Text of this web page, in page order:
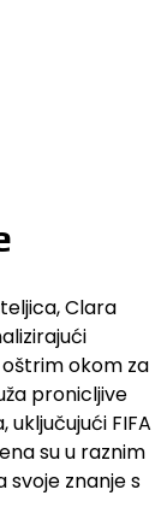
Clara
okom za
pronicljive
FIFA
su u raznim
znanje s